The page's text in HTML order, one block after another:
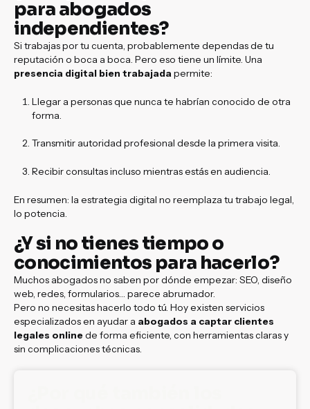
para abogados
independientes?
Si trabajas por tu cuenta, probablemente dependas de tu
reputación o boca a boca. Pero eso tiene un límite. Una
presencia digital bien trabajada permite:
Llegar a personas que nunca te habrían conocido de otra
forma.
Transmitir autoridad profesional desde la primera visita.
Recibir consultas incluso mientras estás en audiencia.
En resumen: la estrategia digital no reemplaza tu trabajo legal,
lo potencia.
¿Y si no tienes tiempo o
conocimientos para hacerlo?
Muchos abogados no saben por dónde empezar: SEO, diseño
web, redes, formularios… parece abrumador.
Pero no necesitas hacerlo todo tú. Hoy existen servicios
especializados en ayudar a abogados a captar clientes
legales onlinede forma eficiente, con herramientas claras y
sin complicaciones técnicas.